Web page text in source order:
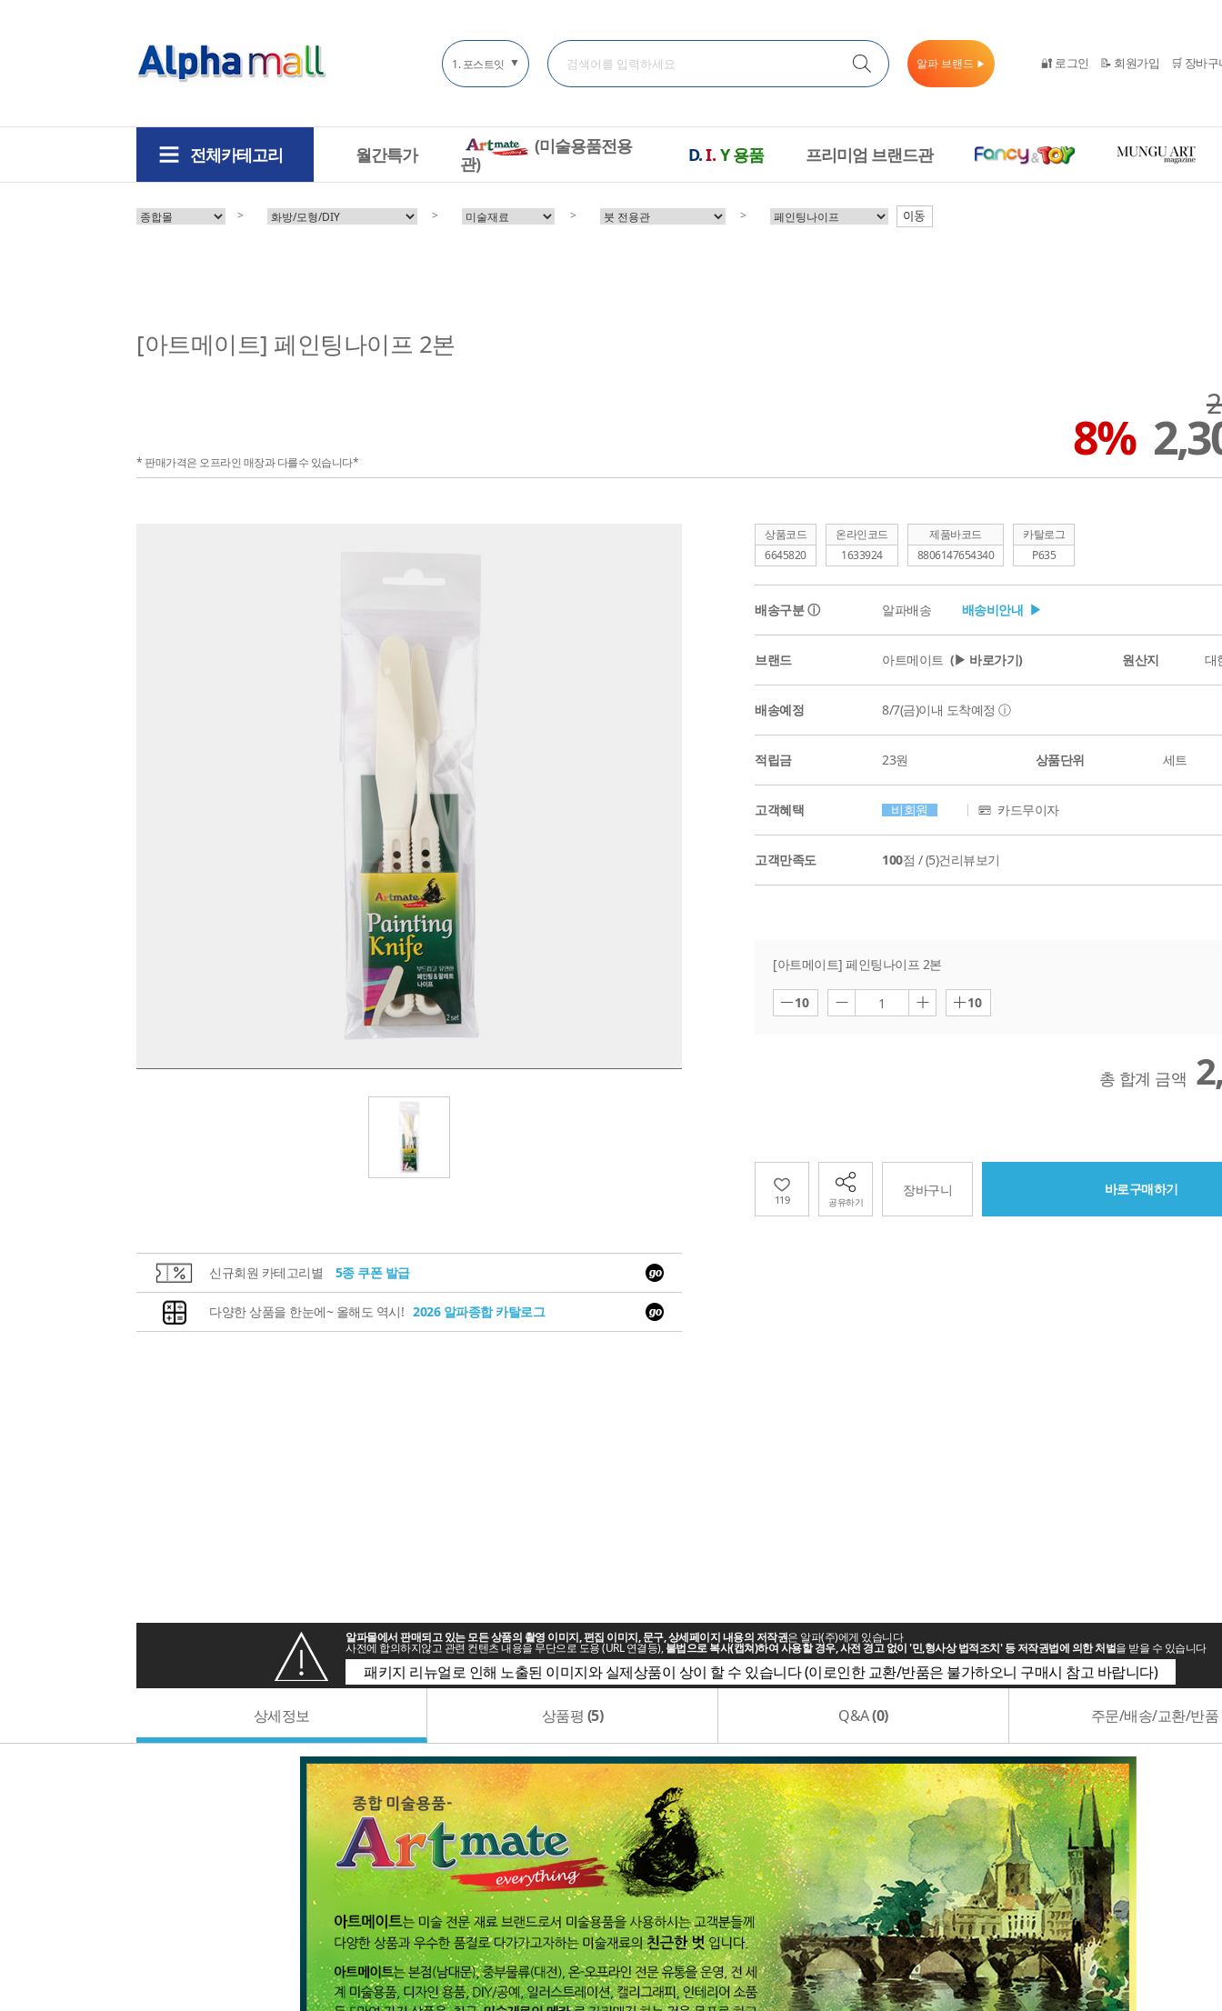
▼ 알파 브랜드 ▶ 🔐 로그인 📝 회원가입 🛒 장바구
전체카테고리 월간특가
(미술용품전용
관)
D.I. Y용품 프리미엄 브랜드관
> > > > 이동
[아트메이트] 페인팅나이프 2본
* 판매가격은 오프라인 매장과 다를수 있습니다* 8%
신규회원 카테고리별 5종 쿠폰 발급
다양한 상품을 한눈에~ 올해도 역시! 2026 알파종합 카탈로그
상품코드
6645820
온라인코드
1633924
제품바코드
8806147654340
카탈로그
P635
배송구분ⓘ 알파배송 배송비안내 ▶
브랜드 아트메이트 (▶ 바로가기) 원산지 대
배송예정 8/7(금)이내 도착예정 ⓘ
적립금 23원 상품단위 세트
고객혜택 비회원 카드무이자
고객만족도 100점 /(5)건리뷰보기
[아트메이트] 페인팅나이프 2본
10 1 10
총 합계 금액
119 공유하기
장바구니 바로구매하기
알파몰에서 판매되고 있는 모든 상품의 촬영 이미지, 편집 이미지, 문구, 상세페이지 내용의 저작권은 알파(주)에게 있습니다
사전에 합의하지않고 관련 컨텐츠 내용을 무단으로 도용 (URL 연결등),불법으로 복사(캡쳐)하여 사용할 경우, 사전 경고 없이 '민,형사상 법적조치' 등 저작권법에 의한 처벌을 받을 수 있습니다
패키지 리뉴얼로 인해 노출된 이미지와 실제상품이 상이 할 수 있습니다 (이로인한 교환/반품은 불가하오니 구매시 참고 바랍니다)
상세정보 상품평 (5) Q&A(0) 주문/배송/교환/반품